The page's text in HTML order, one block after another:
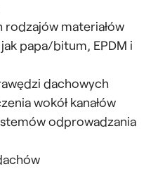
rodzajów materiałów
papa/bitum, EPDM i
dachowych
wokół kanałów
odprowadzania